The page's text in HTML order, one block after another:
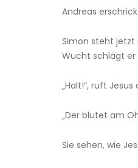
Andreas
Simon steht jetzt
Wucht schlägt er
„Halt!“, ruft
„Der blutet am
Sie sehen, wie